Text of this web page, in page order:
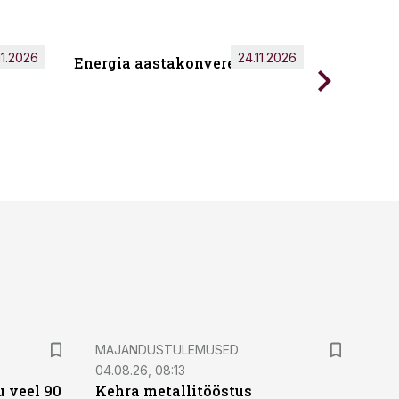
Energia aastakonverents 2026
24.11.2026
veel 90
MAJANDUSTULEMUSED
04.08.26, 08:13
Kehra metallitööstus